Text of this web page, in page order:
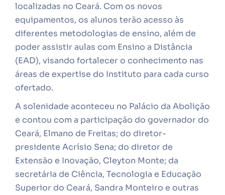
localizadas no Ceará. Com os novos
equipamentos, os alunos terão acesso às
diferentes metodologias de ensino, além de
poder assistir aulas com Ensino a Distância
(EAD), visando fortalecer o conhecimento nas
áreas de expertise do Instituto para cada curso
ofertado.
A solenidade aconteceu no Palácio da Abolição
e contou com a participação do governador do
Ceará, Elmano de Freitas; do diretor-
presidente Acrísio Sena; do diretor de
Extensão e Inovação, Cleyton Monte; da
secretária de Ciência, Tecnologia e Educação
Superior do Ceará, Sandra Monteiro e outras